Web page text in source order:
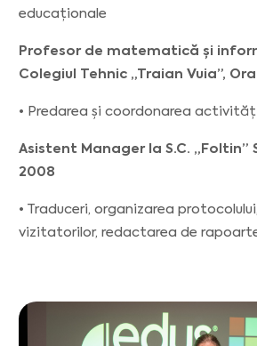
educaționale
Profesor de matematică și
Colegiul Tehnic „Traian Vuia”,
• Predarea și coordonarea
Asistent Manager la S.C. „Foltin”
2008
• Traduceri, organizarea
vizitatorilor, redactarea de